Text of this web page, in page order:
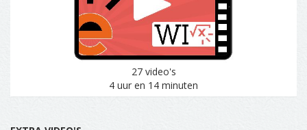
27 video's
4 uur en 14 minuten